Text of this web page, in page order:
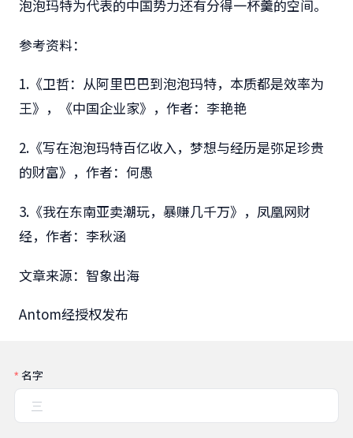
泡泡玛特为代表的中国势力还有分得一杯羹的空间。
参考资料：
1.《卫哲：从阿里巴巴到泡泡玛特，本质都是效率为
王》，《中国企业家》，作者：李艳艳
2.《写在泡泡玛特百亿收入，梦想与经历是弥足珍贵
的财富》，作者：何愚
3.《我在东南亚卖潮玩，暴赚几千万》，凤凰网财
经，作者：李秋涵
文章来源：智象出海
Antom经授权发布
名字